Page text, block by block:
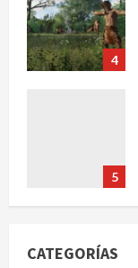
4
5
CATEGORÍAS